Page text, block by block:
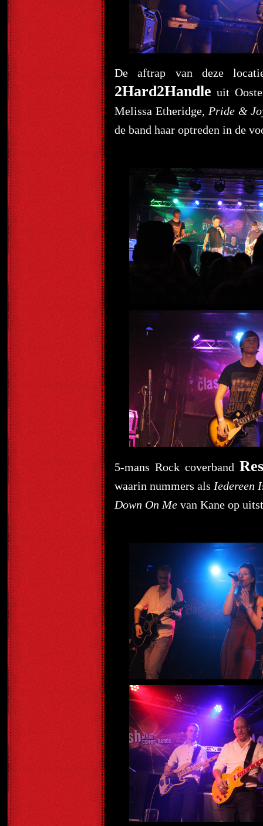
De aftrap van deze
2Hard2Handle uit
Melissa Etheridge, Pride &
de band haar optreden in de
5-mans Rock coverband
waarin nummers als Iedereen
Down On Me van Kane op